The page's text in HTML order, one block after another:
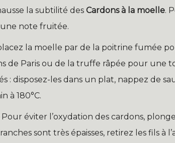
la subtilité des Cardons à la moelle.
note fruitée.
la moelle par de la poitrine fumée
de Paris ou de la truffe râpée pour une
: disposez-les dans un plat, nappez de
à 180°C.
Pour éviter l’oxydation des cardons,
sont très épaisses, retirez les fils à